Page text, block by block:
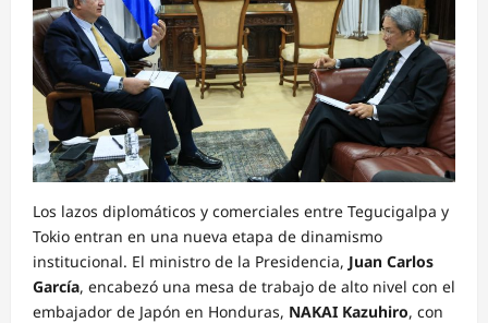
Los lazos diplomáticos y comerciales entre Tegucigalpa y
Tokio entran en una nueva etapa de dinamismo
institucional. El ministro de la Presidencia, Juan Carlos
García, encabezó una mesa de trabajo de alto nivel con el
embajador de Japón en Honduras, NAKAI Kazuhiro, con